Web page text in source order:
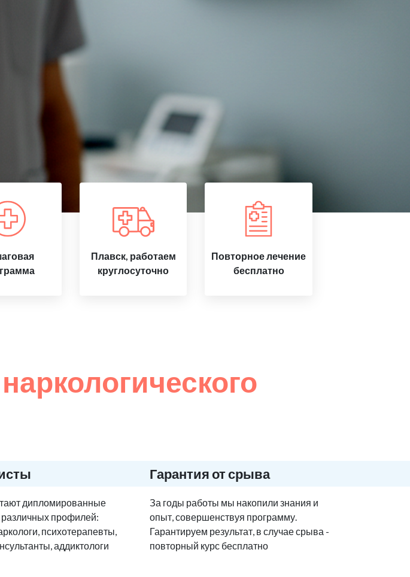
Плавск, работаем
круглосуточно
Повторное лечение
бесплатно
наркологического
дипломированные
профилей:
психотерапевты,
аддиктологи
Гарантия от срыва
За годы работы мы накопили знания и
опыт, совершенствуя программу.
Гарантируем результат, в случае срыва -
повторный курс бесплатно